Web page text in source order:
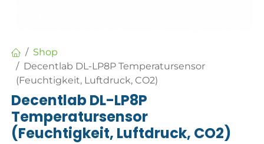
Shop
Decentlab DL-LP8P Temperatursensor
(Feuchtigkeit, Luftdruck, CO2)
Decentlab DL-LP8P
Temperatursensor
(Feuchtigkeit, Luftdruck, CO2)